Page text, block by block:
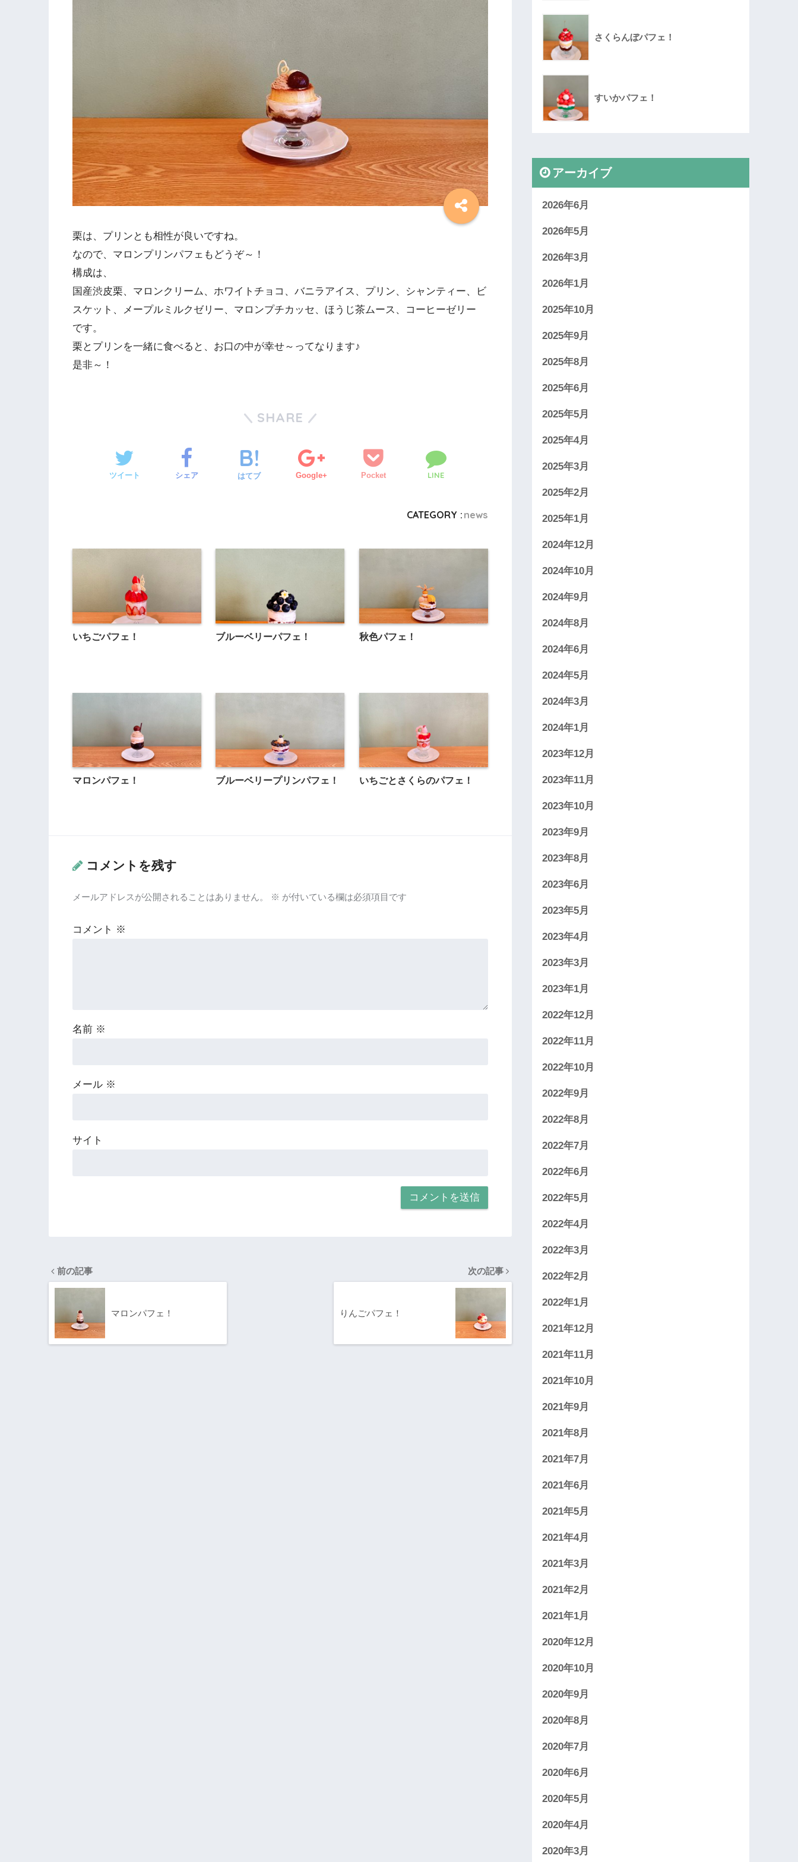
栗は、プリンとも相性が良いですね。
なので、マロンプリンパフェもどうぞ～！
構成は、
国産渋皮栗、マロンクリーム、ホワイトチョコ、バニラアイス、プリン、シャンティー、ビ
スケット、メープルミルクゼリー、マロンプチカッセ、ほうじ茶ムース、コーヒーゼリー
です。
栗とプリンを一緒に食べると、お口の中が幸せ～ってなります♪
是非～！
SHARE
ツイート シェア はてブ Google+ Pocket LINE
CATEGORY : news
いちごパフェ！ ブルーベリーパフェ！ 秋色パフェ！
マロンパフェ！ ブルーベリープリンパフェ！ いちごとさくらのパフェ！
コメントを残す
メールアドレスが公開されることはありません。 ※ が付いている欄は必須項目です
コメント ※
名前 ※
メール ※
サイト
前の記事
マロンパフェ！
次の記事
りんごパフェ！
さくらんぼパフェ！
すいかパフェ！
アーカイブ
2026年6月
2026年5月
2026年3月
2026年1月
2025年10月
2025年9月
2025年8月
2025年6月
2025年5月
2025年4月
2025年3月
2025年2月
2025年1月
2024年12月
2024年10月
2024年9月
2024年8月
2024年6月
2024年5月
2024年3月
2024年1月
2023年12月
2023年11月
2023年10月
2023年9月
2023年8月
2023年6月
2023年5月
2023年4月
2023年3月
2023年1月
2022年12月
2022年11月
2022年10月
2022年9月
2022年8月
2022年7月
2022年6月
2022年5月
2022年4月
2022年3月
2022年2月
2022年1月
2021年12月
2021年11月
2021年10月
2021年9月
2021年8月
2021年7月
2021年6月
2021年5月
2021年4月
2021年3月
2021年2月
2021年1月
2020年12月
2020年10月
2020年9月
2020年8月
2020年7月
2020年6月
2020年5月
2020年4月
2020年3月